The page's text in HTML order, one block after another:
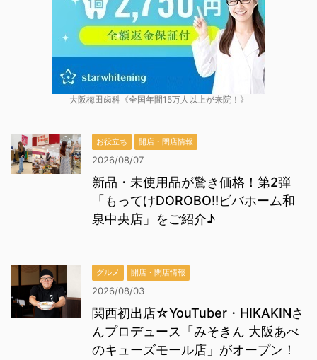
大阪梅田歯科《全国年間15万人以上が来院！》
お役立ち 開店・閉店情報
2026/08/07
新品・未使用品が驚き価格！第2弾
「もってけDOROBO!!ビバホーム和
泉中央店」をご紹介♪
グルメ 開店・閉店情報
2026/08/03
関西初出店☆YouTuber・HIKAKINさ
んプロデュース「みそきん 大阪あべ
のキューズモール店」がオープン！